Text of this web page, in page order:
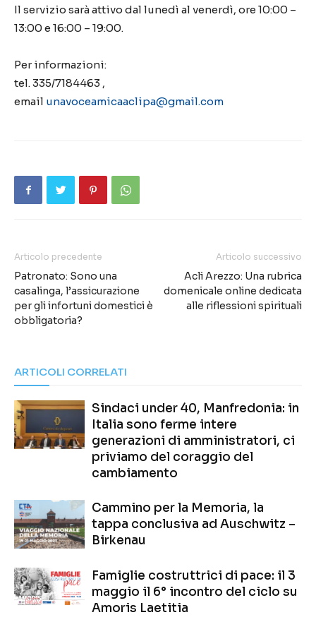
Il servizio sarà attivo dal lunedì al venerdì, ore 10:00 –
13:00 e 16:00 – 19:00.
Per informazioni:
tel. 335/7184463 ,
email unavoceamicaaclipa@gmail.com
Articolo precedente
Patronato: Sono una
casalinga, l’assicurazione
per gli infortuni domestici è
obbligatoria?
Articolo successivo
Acli Arezzo: Una rubrica
domenicale online dedicata
alle riflessioni spirituali
ARTICOLI CORRELATI
Sindaci under 40, Manfredonia: in
Italia sono ferme intere
generazioni di amministratori, ci
priviamo del coraggio del
cambiamento
Cammino per la Memoria, la
tappa conclusiva ad Auschwitz –
Birkenau
Famiglie costruttrici di pace: il 3
maggio il 6° incontro del ciclo su
Amoris Laetitia